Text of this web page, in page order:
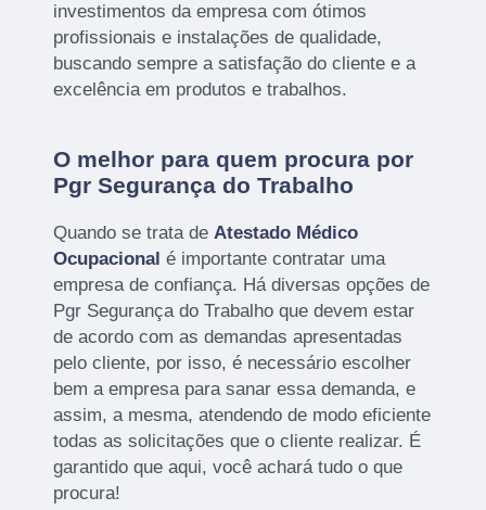
investimentos da empresa com ótimos
profissionais e instalações de qualidade,
buscando sempre a satisfação do cliente e a
excelência em produtos e trabalhos.
O melhor para quem procura por
Pgr Segurança do Trabalho
Quando se trata deAtestado Médico
Ocupacional é importante contratar uma
empresa de confiança. Há diversas opções de
Pgr Segurança do Trabalho que devem estar
de acordo com as demandas apresentadas
pelo cliente, por isso, é necessário escolher
bem a empresa para sanar essa demanda, e
assim, a mesma, atendendo de modo eficiente
todas as solicitações que o cliente realizar. É
garantido que aqui, você achará tudo o que
procura!